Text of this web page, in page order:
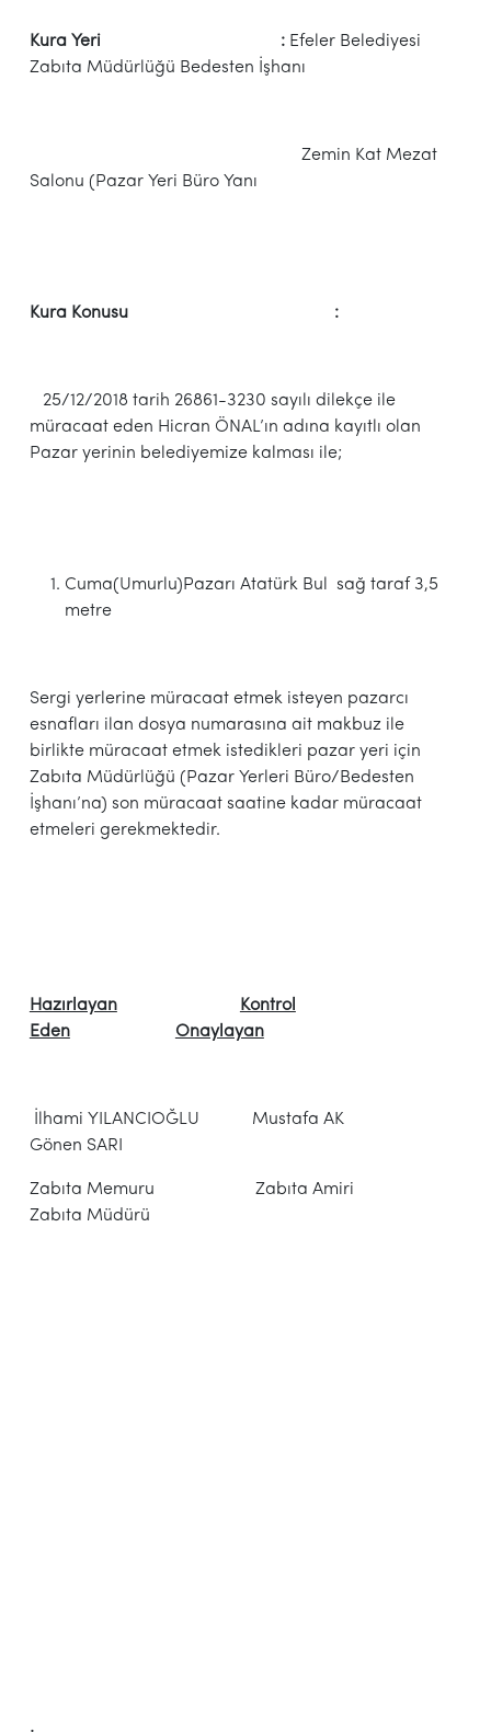
Kura Yeri : Efeler Belediyesi
Zabıta Müdürlüğü Bedesten İşhanı
Zemin Kat Mezat
Salonu (Pazar Yeri Büro Yanı
Kura Konusu :
25/12/2018 tarih 26861-3230 sayılı dilekçe ile
müracaat eden Hicran ÖNAL’ın adına kayıtlı olan
Pazar yerinin belediyemize kalması ile;
Cuma(Umurlu)Pazarı Atatürk Bul sağ taraf 3,5
metre
Sergi yerlerine müracaat etmek isteyen pazarcı
esnafları ilan dosya numarasına ait makbuz ile
birlikte müracaat etmek istedikleri pazar yeri için
Zabıta Müdürlüğü (Pazar Yerleri Büro/Bedesten
İşhanı’na) son müracaat saatine kadar müracaat
etmeleri gerekmektedir.
Hazırlayan
Kontrol
Eden
Onaylayan
İlhami YILANCIOĞLU Mustafa AK
Gönen SARI
Zabıta Memuru Zabıta Amiri
Zabıta Müdürü